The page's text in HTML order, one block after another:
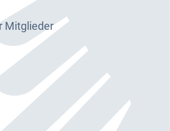
Mitglieder